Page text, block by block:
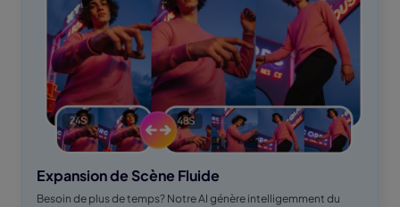
Expansion de Scène Fluide
Besoin de plus de temps? Notre AI génère intelligemment du